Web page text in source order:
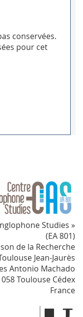
conservées.
pour cet
Studies »
(EA 801)
de la Recherche
Jean-Jaurès
Antonio Machado
Toulouse Cédex
France